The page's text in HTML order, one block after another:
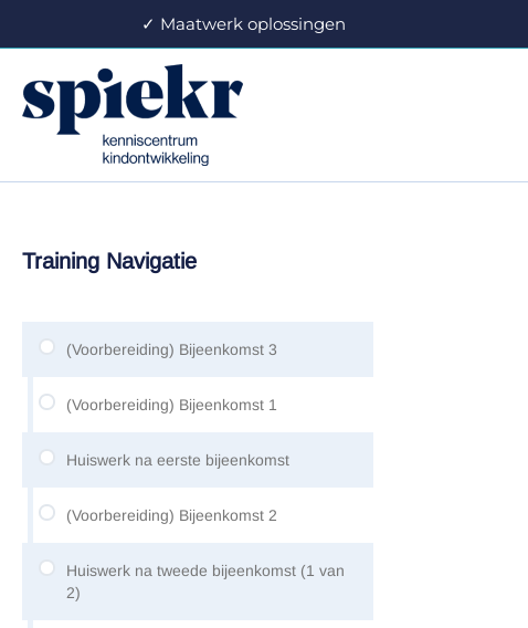
inhoud
✓ Maatwerk oplossingen ✓
Training Navigatie
(Voorbereiding) Bijeenkomst 3
(Voorbereiding) Bijeenkomst 1
Huiswerk na eerste bijeenkomst
(Voorbereiding) Bijeenkomst 2
Huiswerk na tweede bijeenkomst (1 van
2)